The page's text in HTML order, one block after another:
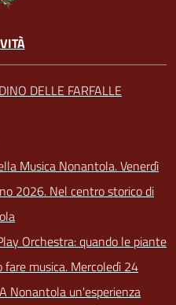
DELLE FARFALLE
Musica Nonantola. Venerdì
2026. Nel centro storico di
Orchestra: quando le piante
fare musica. Mercoledì 24
Nonantola un'esperienza